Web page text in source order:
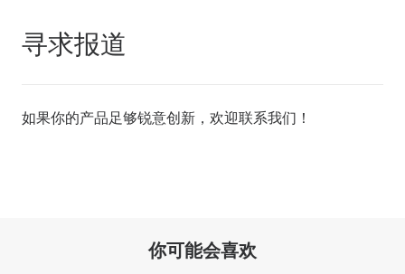
寻求报道
如果你的产品足够锐意创新，欢迎联系我们 ！
你可能会喜欢